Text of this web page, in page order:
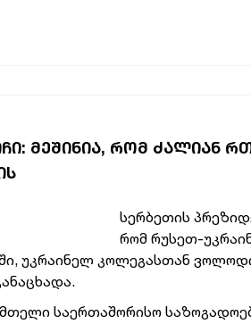
ᲛᲔᲨᲘᲜᲘᲐ, ᲠᲝᲛ ᲫᲐᲚᲘᲐᲜ
სერბეთის
რომ რუსეთ-
უკრაინელ კოლეგასთან
მთელი საერთაშორისო